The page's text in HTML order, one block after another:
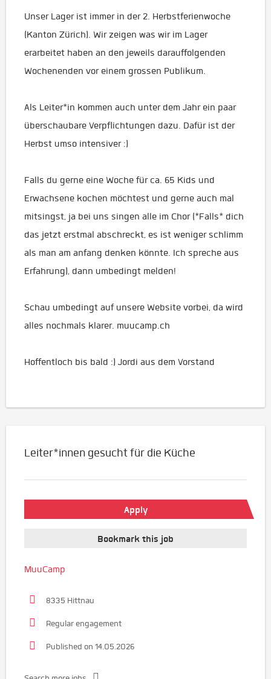
Unser Lager ist immer in der 2. Herbstferienwoche
(Kanton Zürich). Wir zeigen was wir im Lager
erarbeitet haben an den jeweils darauffolgenden
Wochenenden vor einem grossen Publikum.
Als Leiter*in kommen auch unter dem Jahr ein paar
überschaubare Verpflichtungen dazu. Dafür ist der
Herbst umso intensiver :)
Falls du gerne eine Woche für ca. 65 Kids und
Erwachsene kochen möchtest und gerne auch mal
mitsingst, ja bei uns singen alle im Chor (*Falls* dich
das jetzt erstmal abschreckt, es ist weniger schlimm
als man am anfang denken könnte. Ich spreche aus
Erfahrung), dann umbedingt melden!
Schau umbedingt auf unsere Website vorbei, da wird
alles nochmals klarer. muucamp.ch
Hoffentloch bis bald :) Jordi aus dem Vorstand
Leiter*innen gesucht für die Küche
Apply
Bookmark this job
MuuCamp
8335 Hittnau
Regular engagement
Published on 14.05.2026